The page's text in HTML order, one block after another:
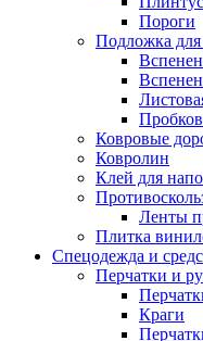
Пороги
Подложка для
Ковровые
Ковролин
Клей для
Ленты
Плитка
Спецодежда и
Перчатки и
Краги